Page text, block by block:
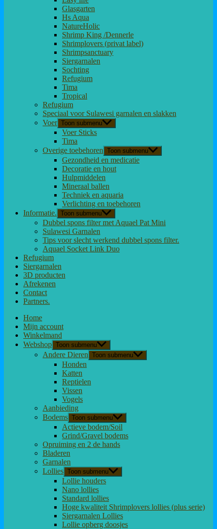
Glasgarten
Hs Aqua
NatureHolic
Shrimp King /Dennerle
Shrimplovers (privat label)
Shrimpsanctuary
Siergarnalen
Sochting
Refugium
Tima
Tropical
Refugium
Speciaal voor Sulawesi garnalen en slakken
Voer Toon submenu
Voer Sticks
Tima
Overige toebehoren Toon submenu
Gezondheid en medicatie
Decoratie en hout
Hulpmiddelen
Mineraal ballen
Techniek en aquaria
Verlichting en toebehoren
Informatie. Toon submenu
Dubbel spons filter met Aquael Pat Mini
Sulawesi Garnalen
Tips voor slecht werkend dubbel spons filter.
Aquael Socket Link Duo
Refugium
Siergarnalen
3D producten
Afrekenen
Contact
Partners.
Home
Mijn account
Winkelmand
Webshop Toon submenu
Andere Dieren Toon submenu
Honden
Katten
Reptielen
Vissen
Vogels
Aanbieding
Bodems Toon submenu
Actieve bodem/Soil
Grind/Gravel bodems
Opruiming en 2 de hands
Bladeren
Garnalen
Lollies Toon submenu
Lollie houders
Nano lollies
Standard lollies
Hoge kwaliteit Shrimplovers lollies (plus serie)
Siergarnalen Lollies
Lollie opberg doosjes